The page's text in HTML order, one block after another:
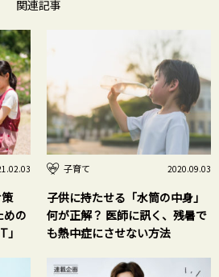
関連記事
めの
子育て 2020.09.03
子供に持たせる「水筒の中身」
何が正解？ 医師に訊く、残暑で
も熱中症にさせない方法